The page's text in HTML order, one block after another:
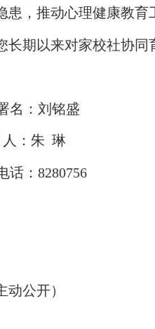
患，推动心理健康教育
长期以来对家校社协同
名：刘铭盛
人： 朱 琳
话：8280756
公开）